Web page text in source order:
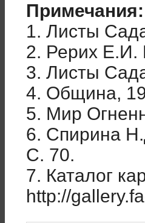
Примечания:
1. Листы
2. Рерих Е.И.
3. Листы
4. Община,
5. Мир
6. Спирина
С. 70.
7. Каталог
http://